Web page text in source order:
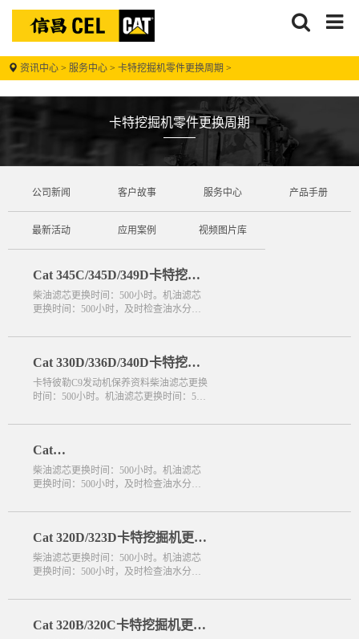
信
搜
资讯中心 > 服务中心 > 卡特挖掘机零件更换周期 >
卡特挖掘机零件更换周期
-
公司新闻 客户故事 服务中心 产品手册
最新活动 应用案例 视频图片库
Cat 345C/345D/349D卡特挖掘
机更换零件周期数据
柴油滤芯更换时间：500小时。机油滤芯
更换时间：500小时，及时检查油水分离
间：500小时机油更换时间
Cat 330D/336D/340D卡特挖掘
机更换零件周期数据
卡特彼勒C9发动机保养资料柴油滤芯更换
时间：500小时。机油滤芯更换时间：500
排水。油水分离器更换时
Cat
324D/325D/326D/328D/329D卡
特挖掘机更换零件周期数据
柴油滤芯更换时间：500小时。机油滤芯
更换时间：500小时，及时检查油水分离
间：500小时机油更换时间
Cat 320D/323D卡特挖掘机更换
零件周期数据
柴油滤芯更换时间：500小时。机油滤芯
更换时间：500小时，及时检查油水分离
间：500小时机油更换时间
Cat 320B/320C卡特挖掘机更换
陕西省汉中市用户 189****7826咨询了卡特挖掘机【国四】的价
广东省惠州市用户 138****0037咨询了卡特挖掘机【国四】的价